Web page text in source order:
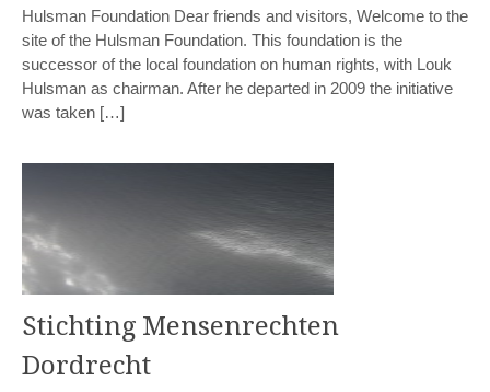
Hulsman Foundation Dear friends and visitors, Welcome to the
site of the Hulsman Foundation. This foundation is the
successor of the local foundation on human rights, with Louk
Hulsman as chairman. After he departed in 2009 the initiative
was taken […]
Stichting Mensenrechten
Dordrecht